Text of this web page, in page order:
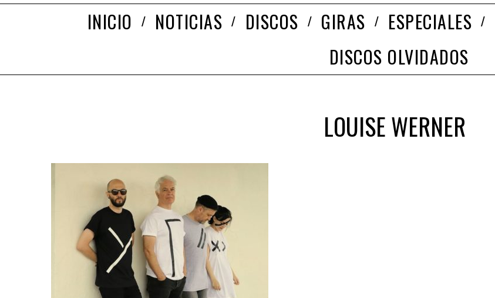
INICIO NOTICIAS DISCOS GIRAS ESPECIALES
DISCOS OLVIDADOS
LOUISE WERNER